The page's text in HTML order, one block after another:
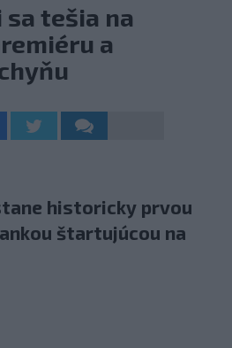
tešia na
a
historicky prvou
štartujúcou na